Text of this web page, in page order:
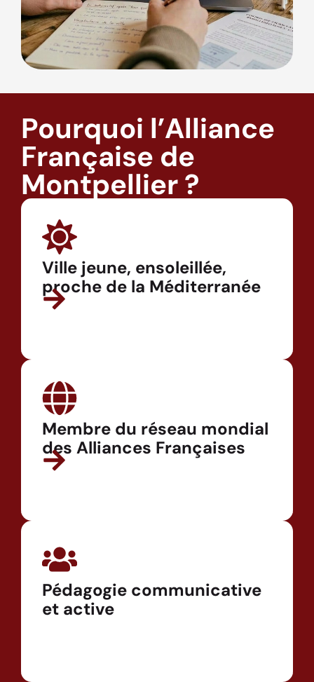
Pourquoi l’Alliance
Française de
Montpellier ?
Ville jeune, ensoleillée,
proche de la Méditerranée
Membre du réseau mondial
des Alliances Françaises
Pédagogie communicative
et active